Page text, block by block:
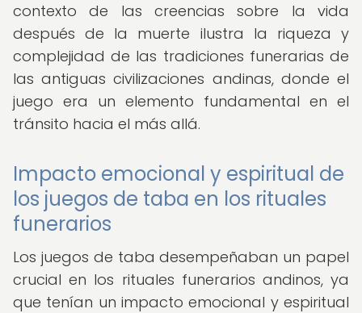
contexto de las creencias sobre la vida
después de la muerte ilustra la riqueza y
complejidad de las tradiciones funerarias de
las antiguas civilizaciones andinas, donde el
juego era un elemento fundamental en el
tránsito hacia el más allá.
Impacto emocional y espiritual de
los juegos de taba en los rituales
funerarios
Los juegos de taba desempeñaban un papel
crucial en los rituales funerarios andinos, ya
que tenían un impacto emocional y espiritual